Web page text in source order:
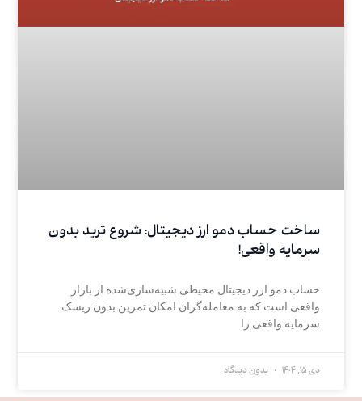
ساخت حساب دمو ارز دیجیتال: شروع ترید بدون
سرمایه واقعی!
حساب دمو ارز دیجیتال محیطی شبیه‌سازی‌شده از بازار
واقعی است که به معامله‌گران امکان تمرین بدون ریسک
سرمایه واقعی را
دی 15, 1404 بدون دیدگاه